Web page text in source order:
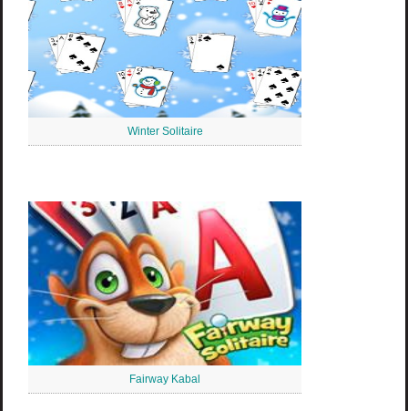
Winter Solitaire
Fairway Kabal